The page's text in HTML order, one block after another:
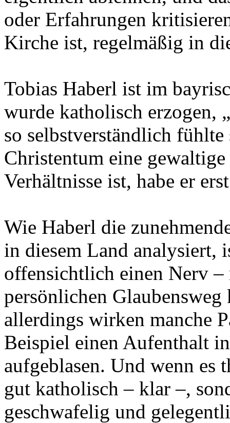
oder Erfahrungen
Kirche ist, regelmäßig in
Tobias Haberl ist im
wurde katholisch erzogen,
so selbstverständlich fühlte
Christentum eine
Verhältnisse ist, habe er
Wie Haberl die
in diesem Land analysiert,
offensichtlich einen Nerv
persönlichen
allerdings wirken manche
Beispiel einen Aufenthalt
aufgeblasen. Und wenn
gut katholisch – klar –,
geschwafelig und